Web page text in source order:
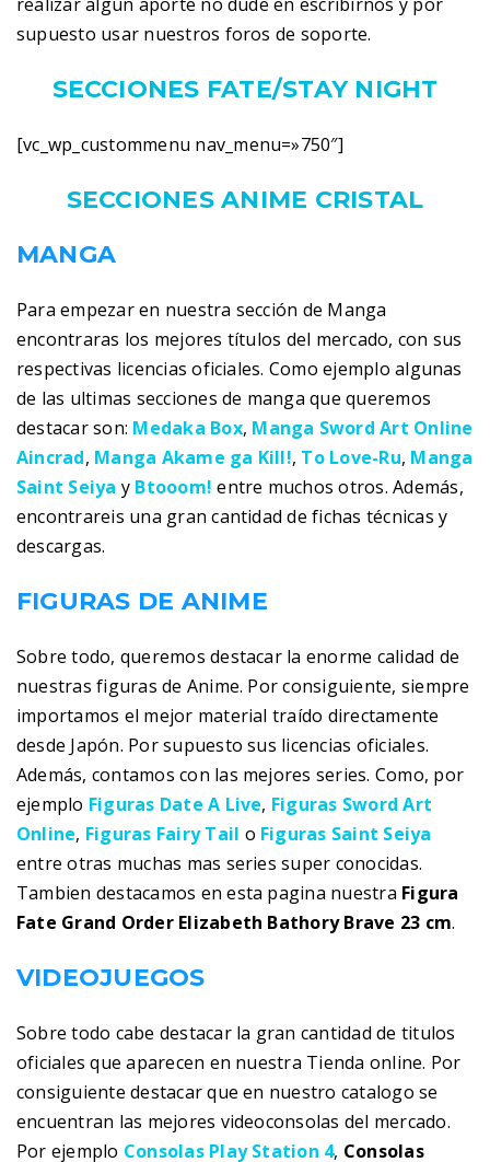
supuesto usar nuestros foros de soporte.
SECCIONES FATE/STAY NIGHT
[vc_wp_custommenu nav_menu=»750″]
SECCIONES ANIME CRISTAL
MANGA
Para empezar en nuestra sección de Manga
encontraras los mejores títulos del mercado, con sus
respectivas licencias oficiales. Como ejemplo algunas
de las ultimas secciones de manga que queremos
destacar son: Medaka Box, Manga Sword Art Online
Aincrad, Manga Akame ga Kill!, To Love-Ru, Manga
Saint Seiya y Btooom! entre muchos otros. Además,
encontrareis una gran cantidad de fichas técnicas y
descargas.
FIGURAS DE ANIME
Sobre todo, queremos destacar la enorme calidad de
nuestras figuras de Anime. Por consiguiente, siempre
importamos el mejor material traído directamente
desde Japón. Por supuesto sus licencias oficiales.
Además, contamos con las mejores series. Como, por
ejemplo Figuras Date A Live, Figuras Sword Art
Online, Figuras Fairy Tail o Figuras Saint Seiya
entre otras muchas mas series super conocidas.
Tambien destacamos en esta pagina nuestra Figura
Fate Grand Order Elizabeth Bathory Brave 23 cm.
VIDEOJUEGOS
Sobre todo cabe destacar la gran cantidad de titulos
oficiales que aparecen en nuestra Tienda online. Por
consiguiente destacar que en nuestro catalogo se
encuentran las mejores videoconsolas del mercado.
Por ejemplo Consolas Play Station 4, Consolas